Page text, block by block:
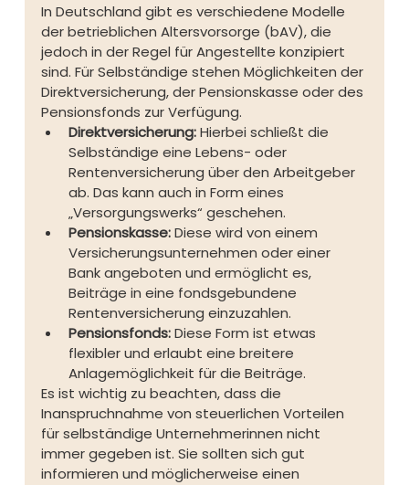
In Deutschland gibt es verschiedene Modelle
der betrieblichen Altersvorsorge (bAV), die
jedoch in der Regel für Angestellte konzipiert
sind. Für Selbständige stehen Möglichkeiten der
Direktversicherung, der Pensionskasse oder des
Pensionsfonds zur Verfügung.
Direktversicherung: Hierbei schließt die
Selbständige eine Lebens- oder
Rentenversicherung über den Arbeitgeber
ab. Das kann auch in Form eines
„Versorgungswerks“ geschehen.
Pensionskasse: Diese wird von einem
Versicherungsunternehmen oder einer
Bank angeboten und ermöglicht es,
Beiträge in eine fondsgebundene
Rentenversicherung einzuzahlen.
Pensionsfonds: Diese Form ist etwas
flexibler und erlaubt eine breitere
Anlagemöglichkeit für die Beiträge.
Es ist wichtig zu beachten, dass die
Inanspruchnahme von steuerlichen Vorteilen
für selbständige Unternehmerinnen nicht
immer gegeben ist. Sie sollten sich gut
informieren und möglicherweise einen